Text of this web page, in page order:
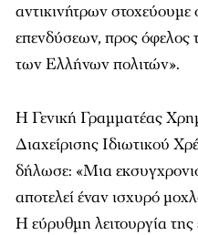
αντικινήτρων
επενδύσεων, προς όφελος
των Ελλήνων πολιτών».
Η Γενική Γραμματέας
Διαχείρισης Ιδιωτικού
δήλωσε: «Μια
αποτελεί έναν ισχυρό
Η εύρυθμη λειτουργία